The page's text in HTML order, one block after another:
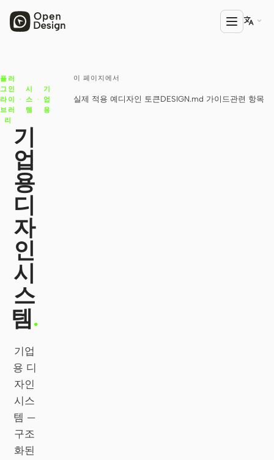
Open Design
HTML Anything
HTML Video
Codex Slides
에이전트
Claude Code
OpenCode
Gemini CLI
GitHub Copilot CLI
Qwen Code
Kimi CLI

이 페이지에서
실제 적용 예 디자인 토큰DESIGN.md 가이드관련 항목
플러
그인
라이
브러
리
·
시
스
템
·
기
업
용
기
업
용
디
자
인
시
스
템.
기업
용 디
자인
시스
템 —
구조
화된